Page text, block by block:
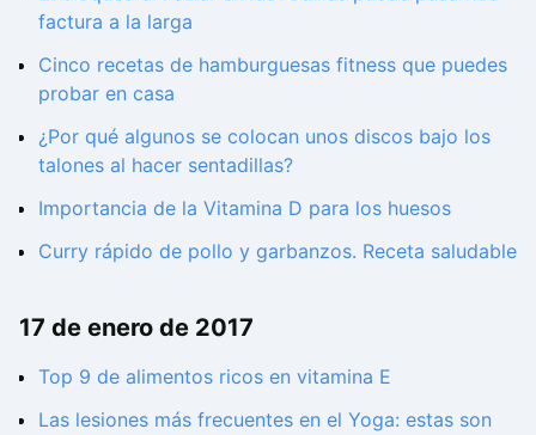
factura a la larga
Cinco recetas de hamburguesas fitness que puedes
probar en casa
¿Por qué algunos se colocan unos discos bajo los
talones al hacer sentadillas?
Importancia de la Vitamina D para los huesos
Curry rápido de pollo y garbanzos. Receta saludable
17 de enero de 2017
Top 9 de alimentos ricos en vitamina E
Las lesiones más frecuentes en el Yoga: estas son